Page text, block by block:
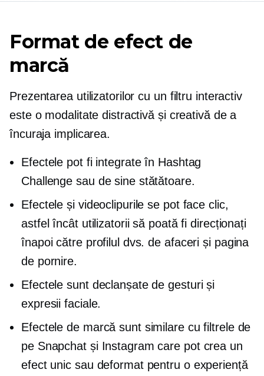
Format de efect de
marcă
Prezentarea utilizatorilor cu un filtru interactiv
este o modalitate distractivă și creativă de a
încuraja implicarea.
Efectele pot fi integrate în Hashtag
Challenge sau de sine stătătoare.
Efectele și videoclipurile se pot face clic,
astfel încât utilizatorii să poată fi direcționați
înapoi către profilul dvs. de afaceri și pagina
de pornire.
Efectele sunt declanșate de gesturi și
expresii faciale.
Efectele de marcă sunt similare cu filtrele de
pe Snapchat și Instagram care pot crea un
efect unic sau deformat pentru o experiență